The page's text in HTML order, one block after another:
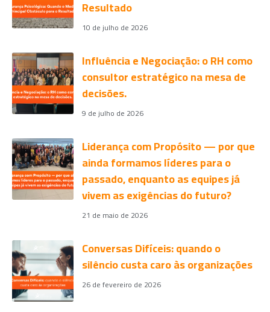
Resultado
10 de julho de 2026
Influência e Negociação: o RH como
consultor estratégico na mesa de
decisões.
9 de julho de 2026
Liderança com Propósito — por que
ainda formamos líderes para o
passado, enquanto as equipes já
vivem as exigências do futuro?
21 de maio de 2026
Conversas Difíceis: quando o
silêncio custa caro às organizações
26 de fevereiro de 2026